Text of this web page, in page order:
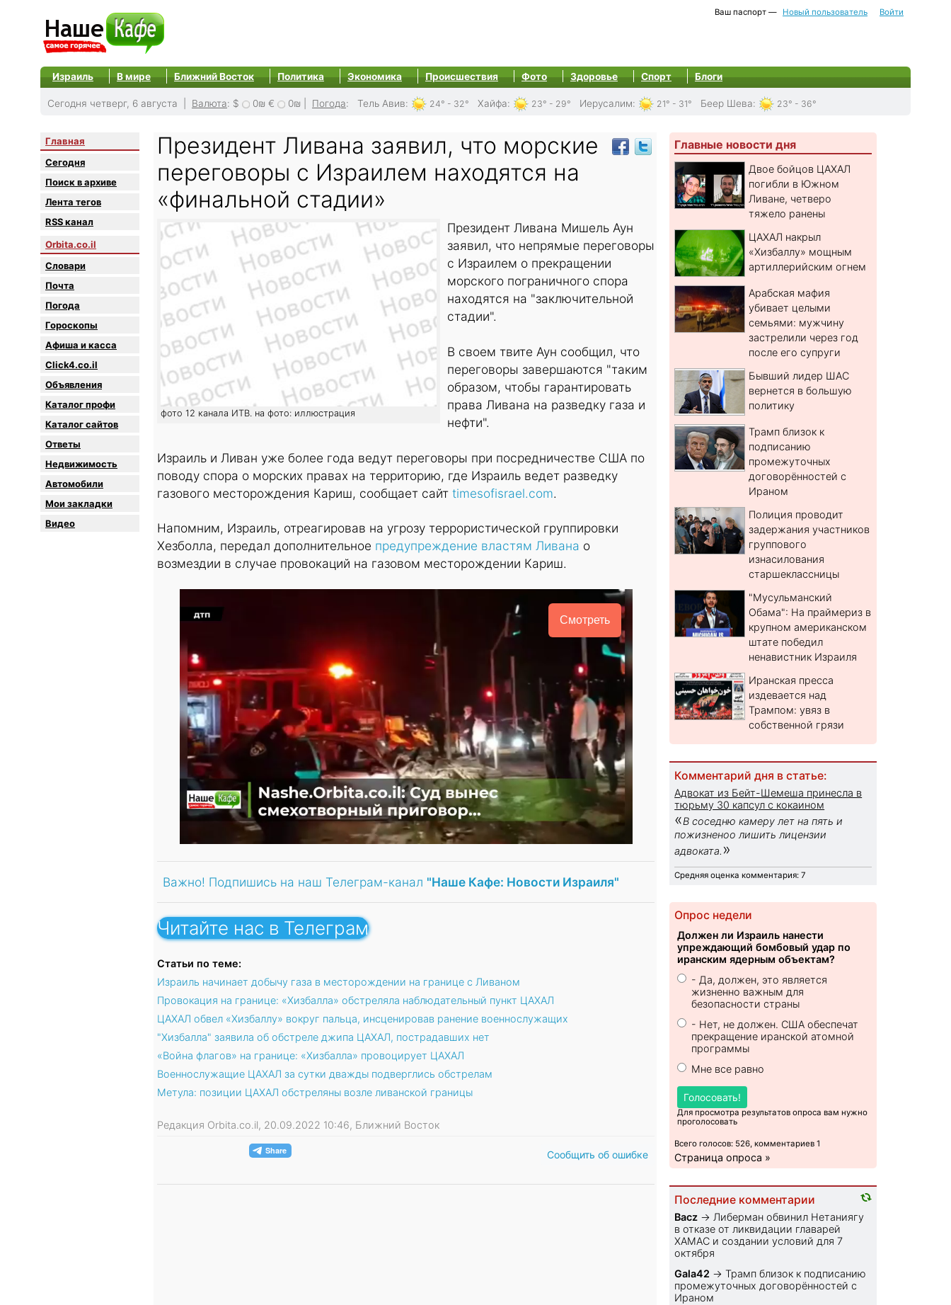
Ваш паспорт — Новый пользователь Войти
Израиль В мире Ближний Восток Политика Экономика Происшествия Фото Здоровье Спорт Блоги
Сегодня четверг, 6 августа | Валюта: $ 0₪ € 0₪ Погода: Тель Авив: 24° - 32° Хайфа: 23° - 29° Иерусалим: 21° - 31° Беер Шева: 23° - 36°
Главная
Сегодня
Поиск в архиве
Лента тегов
RSS канал
Orbita.co.il
Словари
Почта
Погода
Гороскопы
Афиша и касса
Click4.co.il
Объявления
Каталог профи
Каталог сайтов
Oтветы
Недвижимость
Автомобили
Мои закладки
Видео
Президент Ливана заявил, что морские
переговоры с Израилем находятся на
«финальной стадии»
фото 12 канала ИТВ. на фото: иллюстрация
Президент Ливана Мишель Аун
заявил, что непрямые переговоры
с Израилем о прекращении
морского пограничного спора
находятся на "заключительной
стадии".
В своем твите Аун сообщил, что
переговоры завершаются "таким
образом, чтобы гарантировать
права Ливана на разведку газа и
нефти".
Израиль и Ливан уже более года ведут переговоры при посредничестве США по
поводу спора о морских правах на территорию, где Израиль ведет разведку
газового месторождения Кариш, сообщает сайт timesofisrael.com.
Напомним, Израиль, отреагировав на угрозу террористической группировки
Хезболла, передал дополнительное предупреждение властям Ливана о
возмездии в случае провокаций на газовом месторождении Кариш.
Смотреть
Важно! Подпишись на наш Телеграм-канал "Наше Кафе: Новости Израиля"
Читайте нас в Телеграм
Статьи по теме:
Израиль начинает добычу газа в месторождении на границе с Ливаном
Провокация на границе: «Хизбалла» обстреляла наблюдательный пункт ЦАХАЛ
ЦАХАЛ обвел «Хизбаллу» вокруг пальца, инсценировав ранение военнослужащих
"Хизбалла" заявила об обстреле джипа ЦАХАЛ, пострадавших нет
«Война флагов» на границе: «Хизбалла» провоцирует ЦАХАЛ
Военнослужащие ЦАХАЛ за сутки дважды подверглись обстрелам
Метула: позиции ЦАХАЛ обстреляны возле ливанской границы
Редакция Orbita.co.il, 20.09.2022 10:46, Ближний Восток
Сообщить об ошибке
Главные новости дня
Двое бойцов ЦАХАЛ
погибли в Южном
Ливане, четверо
тяжело ранены
ЦАХАЛ накрыл
«Хизбаллу» мощным
артиллерийским огнем
Арабская мафия
убивает целыми
семьями: мужчину
застрелили через год
после его супруги
Бывший лидер ШАС
вернется в большую
политику
Трамп близок к
подписанию
промежуточных
договорённостей с
Ираном
Полиция проводит
задержания участников
группового
изнасилования
старшеклассницы
"Мусульманский
Обама": На праймериз в
крупном американском
штате победил
ненавистник Израиля
Иранская пресса
издевается над
Трампом: увяз в
собственной грязи
Комментарий дня в статье:
Адвокат из Бейт-Шемеша принесла в
тюрьму 30 капсул с кокаином
«В соседню камеру лет на пять и
пожизненоо лишить лицензии
адвоката. »
Средняя оценка комментария: 7
Опрос недели
Должен ли Израиль нанести
упреждающий бомбовый удар по
иранским ядерным объектам?
- Да, должен, это является
жизненно важным для
безопасности страны
- Нет, не должен. США обеспечат
прекращение иранской атомной
программы
Мне все равно
Голосовать!
Для просмотра результатов опроса вам нужно
проголосовать
Всего голосов: 526, комментариев 1
Страница опроса »
Последние комментарии
Bacz → Либерман обвинил Нетаниягу
в отказе от ликвидации главарей
ХАМАС и создании условий для 7
октября
Gala42 →Трамп близок к подписанию
промежуточных договорённостей с
Ираном